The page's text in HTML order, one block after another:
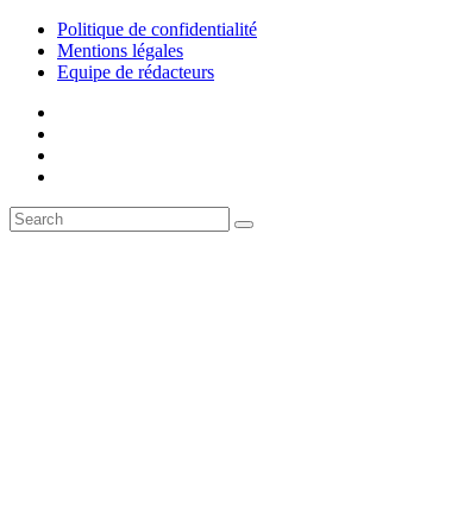
Politique de confidentialité
Mentions légales
Equipe de rédacteurs